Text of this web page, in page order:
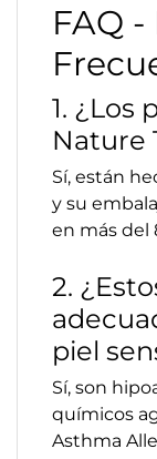
FAQ
1. ¿Los
Nature
Sí, están
y su
en más del
2.
piel
Sí, son
químicos
Asthma